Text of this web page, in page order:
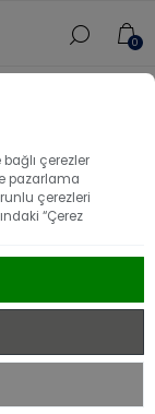
çerezler
pazarlama
çerezleri
“Çerez
0